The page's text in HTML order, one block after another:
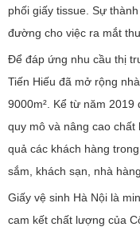
phối giấy tissue. Sự
đường cho việc ra mắt
Để đáp ứng nhu cầu thị
Tiến Hiếu đã mở rộng
9000m². Kể từ năm
quy mô và nâng cao
quả các khách hàng
sắm, khách sạn, nhà
Giấy vệ sinh Hà Nội là
cam kết chất lượng của